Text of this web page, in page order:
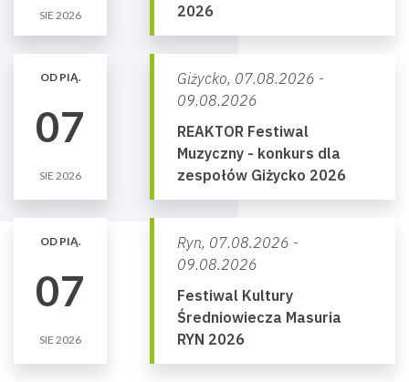
SIE 2026
2026
OD PIĄ.
07
SIE 2026
Giżycko, 07.08.2026 -
09.08.2026
REAKTOR Festiwal
Muzyczny - konkurs dla
zespołów Giżycko 2026
OD PIĄ.
07
SIE 2026
Ryn, 07.08.2026 -
09.08.2026
Festiwal Kultury
Średniowiecza Masuria
RYN 2026